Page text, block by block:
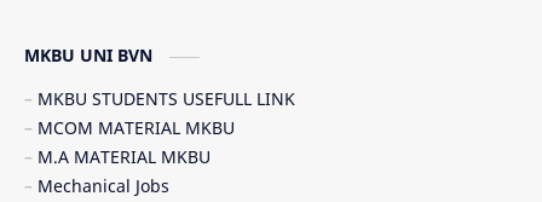
MKBU UNI BVN
MKBU STUDENTS USEFULL LINK
MCOM MATERIAL MKBU
M.A MATERIAL MKBU
Mechanical Jobs